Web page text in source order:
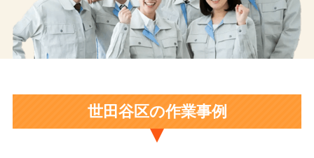
世田谷区の作業事例